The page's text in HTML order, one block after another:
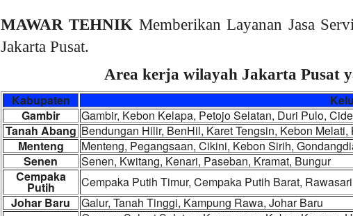
MAWAR TEHNIK Memberikan Layanan Jasa
Jakarta Pusat.
Area kerja wilayah Jakarta Pusat
Kabupaten
Gambir
Gambir, Kebon Kelapa, Petojo Selatan, Duri Pulo,
Tanah Abang Bendungan Hilir, BenHil, Karet Tengsin, Kebon
Menteng
Menteng, Pegangsaan, Cikini, Kebon Sirih,
Senen
Senen, Kwitang, Kenari, Paseban, Kramat, Bungur
Cempaka
Putih
Cempaka Putih Timur, Cempaka Putih Barat, Rawasari
Johar Baru
Galur, Tanah Tinggi, Kampung Rawa, Johar Baru